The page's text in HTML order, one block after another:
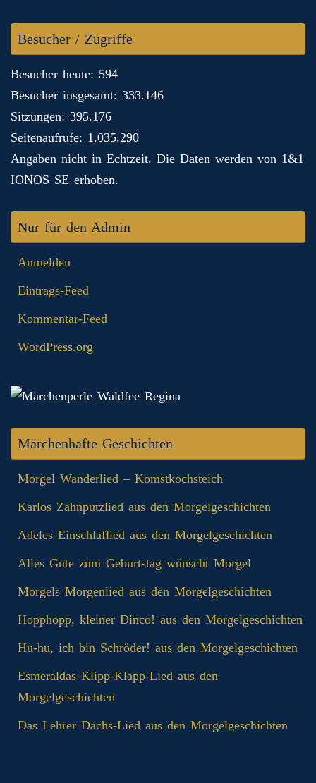
Besucher / Zugriffe
Besucher heute: 594
Besucher insgesamt: 333.146
Sitzungen: 395.176
Seitenaufrufe: 1.035.290
Angaben nicht in Echtzeit. Die Daten werden von 1&1
IONOS SE erhoben.
Nur für den Admin
Anmelden
Eintrags-Feed
Kommentar-Feed
WordPress.org
Märchenhafte Geschichten
Morgel Wanderlied – Komstkochsteich
Karlos Zahnputzlied aus den Morgelgeschichten
Adeles Einschlaflied aus den Morgelgeschichten
Alles Gute zum Geburtstag wünscht Morgel
Morgels Morgenlied aus den Morgelgeschichten
Hopphopp, kleiner Dinco! aus den Morgelgeschichten
Hu-hu, ich bin Schröder! aus den Morgelgeschichten
Esmeraldas Klipp‑Klapp‑Lied aus den
Morgelgeschichten
Das Lehrer Dachs-Lied aus den Morgelgeschichten